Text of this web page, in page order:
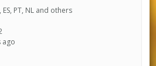
ES, PT, NL and others
ago